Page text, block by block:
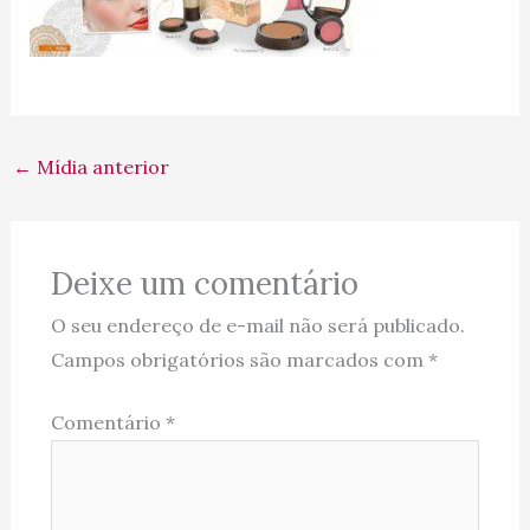
← Mídia anterior
Deixe um comentário
O seu endereço de e-mail não será publicado.
Campos obrigatórios são marcados com *
Comentário *